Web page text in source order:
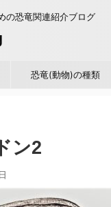
恐竜関連紹介ブログ
恐竜(動物)の種類
ン2